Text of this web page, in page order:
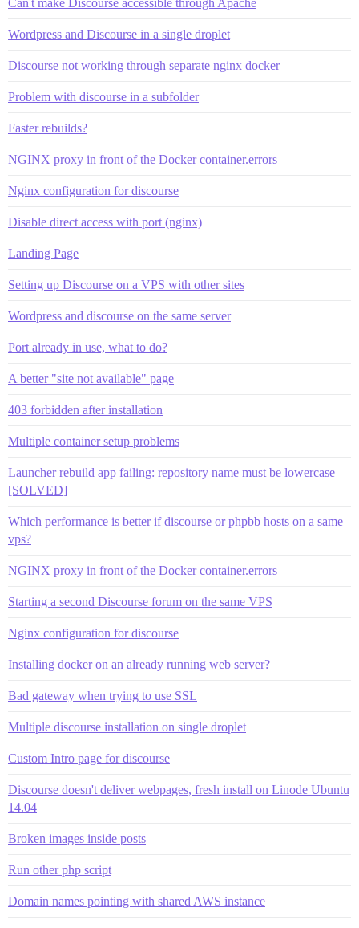
Can't make Discourse accessible through Apache
Wordpress and Discourse in a single droplet
Discourse not working through separate nginx docker
Problem with discourse in a subfolder
Faster rebuilds?
NGINX proxy in front of the Docker container.errors
Nginx configuration for discourse
Disable direct access with port (nginx)
Landing Page
Setting up Discourse on a VPS with other sites
Wordpress and discourse on the same server
Port already in use, what to do?
A better "site not available" page
403 forbidden after installation
Multiple container setup problems
Launcher rebuild app failing: repository name must be lowercase
[SOLVED]
Which performance is better if discourse or phpbb hosts on a same
vps?
NGINX proxy in front of the Docker container.errors
Starting a second Discourse forum on the same VPS
Nginx configuration for discourse
Installing docker on an already running web server?
Bad gateway when trying to use SSL
Multiple discourse installation on single droplet
Custom Intro page for discourse
Discourse doesn't deliver webpages, fresh install on Linode Ubuntu
14.04
Broken images inside posts
Run other php script
Domain names pointing with shared AWS instance